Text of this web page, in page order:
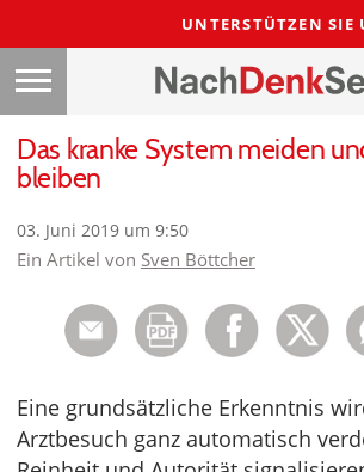
UNTERSTÜTZEN SIE
Das kranke System meiden
bleiben
03. Juni 2019 um 9:50
Ein Artikel von Sven Böttcher
Eine grundsätzliche Erkenntnis
Arztbesuch ganz automatisch